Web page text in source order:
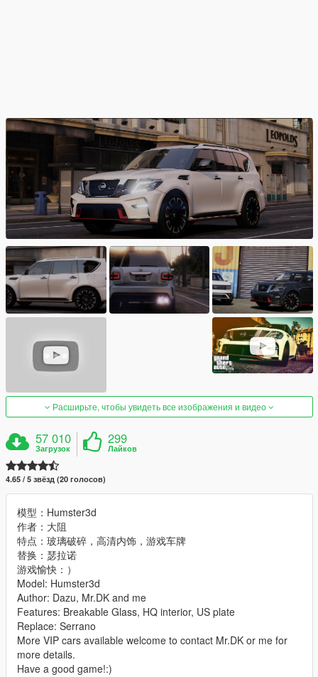
Расширьте, чтобы увидеть все изображения и видео
57 010
Загрузок
299
Лайков
4.65 / 5 звёзд (20 голосов)
模型：Humster3d
作者：大阻
特点：玻璃破碎，高清内饰，游戏车牌
替换：瑟拉诺
游戏愉快：）
Model: Humster3d
Author: Dazu, Mr.DK and me
Features: Breakable Glass, HQ interior, US plate
Replace: Serrano
More VIP cars available welcome to contact Mr.DK or me for
more details.
Have a good game!:)